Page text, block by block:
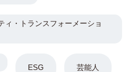
ESG 芸能人
ィ・トランスフォーメーショ